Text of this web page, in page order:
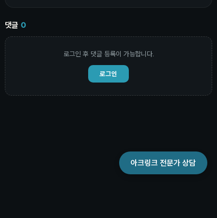
댓글 0
로그인 후 댓글 등록이 가능합니다.
로그인
아크링크 전문가 상담